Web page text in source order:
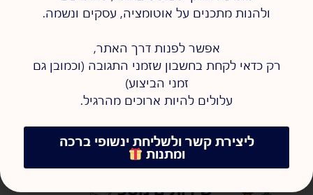
ובקלאס?
למילוי שאלון היכרות
שירותים נוספים
ולהנות מתכנים על אוטומציה, עסקים ונשמה.
אפשר לפנות דרך האתר,
רק כדאי לקחת בחשבון שזמני התגובה (וכמובן גם
זמני הביצוע)
עלולים להיות ארוכים מהרגיל.
ליצירת קשר ולשליחת ינשופי ברכה
ומתנות